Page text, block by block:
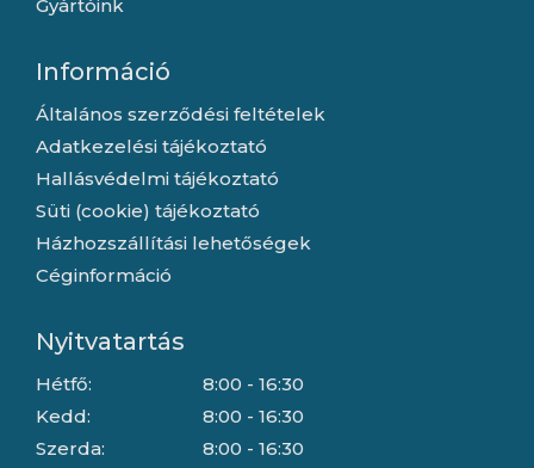
Gyártóink
Információ
Általános szerződési feltételek
Adatkezelési tájékoztató
Hallásvédelmi tájékoztató
Süti (cookie) tájékoztató
Házhozszállítási lehetőségek
Céginformáció
Nyitvatartás
Hétfő:
Kedd:
Szerda:
8:00 - 16:30
8:00 - 16:30
8:00 - 16:30